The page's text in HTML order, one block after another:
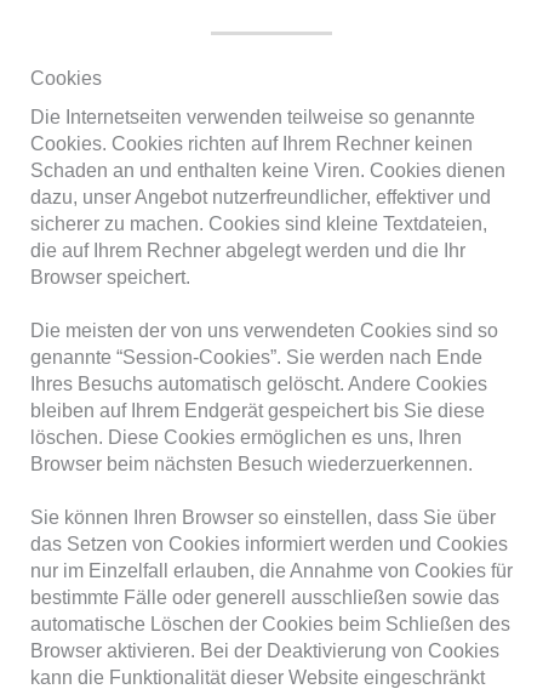
Cookies
Die Internetseiten verwenden teilweise so genannte
Cookies. Cookies richten auf Ihrem Rechner keinen
Schaden an und enthalten keine Viren. Cookies dienen
dazu, unser Angebot nutzerfreundlicher, effektiver und
sicherer zu machen. Cookies sind kleine Textdateien,
die auf Ihrem Rechner abgelegt werden und die Ihr
Browser speichert.
Die meisten der von uns verwendeten Cookies sind so
genannte “Session-Cookies”. Sie werden nach Ende
Ihres Besuchs automatisch gelöscht. Andere Cookies
bleiben auf Ihrem Endgerät gespeichert bis Sie diese
löschen. Diese Cookies ermöglichen es uns, Ihren
Browser beim nächsten Besuch wiederzuerkennen.
Sie können Ihren Browser so einstellen, dass Sie über
das Setzen von Cookies informiert werden und Cookies
nur im Einzelfall erlauben, die Annahme von Cookies für
bestimmte Fälle oder generell ausschließen sowie das
automatische Löschen der Cookies beim Schließen des
Browser aktivieren. Bei der Deaktivierung von Cookies
kann die Funktionalität dieser Website eingeschränkt